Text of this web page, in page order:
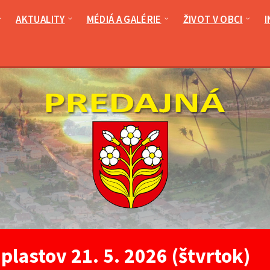
AKTUALITY MÉDIÁ A GALÉRIE ŽIVOT V OBCI
21. 5. 2026 (štvrtok)